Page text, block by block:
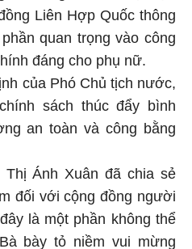
Liên Hợp Quốc thông
quan trọng vào công
đáng cho phụ nữ.
của Phó Chủ tịch nước,
sách thúc đẩy bình
an toàn và công bằng
Ánh Xuân đã chia sẻ
đối với cộng đồng người
là một phần không thể
bày tỏ niềm vui mừng